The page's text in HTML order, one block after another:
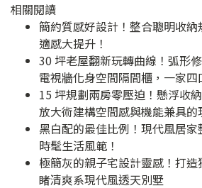
相關閱讀
簡約質感好設計！整合聰明收
適感大提升！
30 坪老屋翻新玩轉曲線！弧形
電視牆化身空間隔間櫃，一家四
15 坪規劃兩房零壓迫！懸浮收
放大術建構空間感與機能兼具的
黑白配的最佳比例！現代風居
時髦生活風範！
極簡灰的親子宅設計靈感！打
睹清爽系現代風透天別墅